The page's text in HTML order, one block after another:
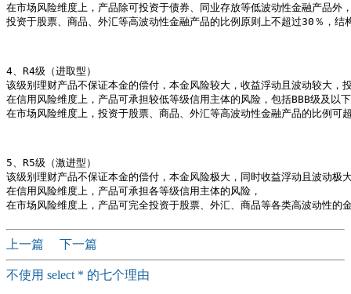
在市场风险维度上，产品除可投资于债券、同业存放等低波动性金融产品外
投资于股票、商品、外汇等高波动性金融产品的比例原则上不超过30％，
4、R4级（进取型）
该级别理财产品不保证本金的偿付，本金风险较大，收益浮动且波动较大，
在信用风险维度上，产品可承担较低等级信用主体的风险，包括BBB级及以
在市场风险维度上，投资于股票、商品、外汇等高波动性金融产品的比例可
5、R5级（激进型）
该级别理财产品不保证本金的偿付，本金风险极大，同时收益浮动且波动极
在信用风险维度上，产品可承担各等级信用主体的风险，
上一篇 下一篇
不使用 select * 的七个理由